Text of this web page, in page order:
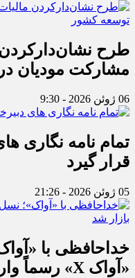
طرح نشان‌دارکردن
مشارکت مودیان
06 ژوئن 2026 - 9:30
تمام نامه نگاری
قرار گیرد
05 ژوئن 2026 - 21:26
خداحافظی با
«آواک X» رسماً وارد بازار شد